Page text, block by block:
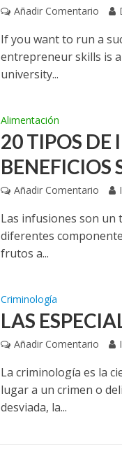
Añadir Comentario
If you want to run a
entrepreneur skills is
university...
Alimentación
20 TIPOS DE
BENEFICIOS
Añadir Comentario
Las infusiones son un
diferentes
frutos a...
Criminología
LAS
Añadir Comentario
La criminología es la
lugar a un crimen o
desviada, la...